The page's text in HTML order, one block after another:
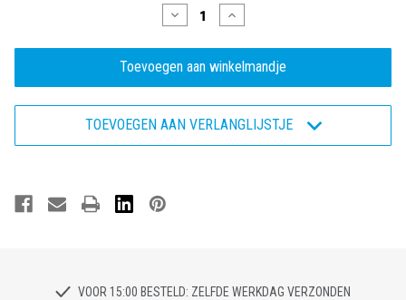
Hoeveelheid
verlagen
WHAWOWA
Marie
–
Veiligheidsschoen
S3
Hoeveelheid
verhogen
WHAWOWA
Marie
–
Veiligheidsschoen
S3
TOEVOEGEN AAN VERLANGLIJSTJE
VOOR 15:00 BESTELD: ZELFDE WERKDAG VERZONDEN